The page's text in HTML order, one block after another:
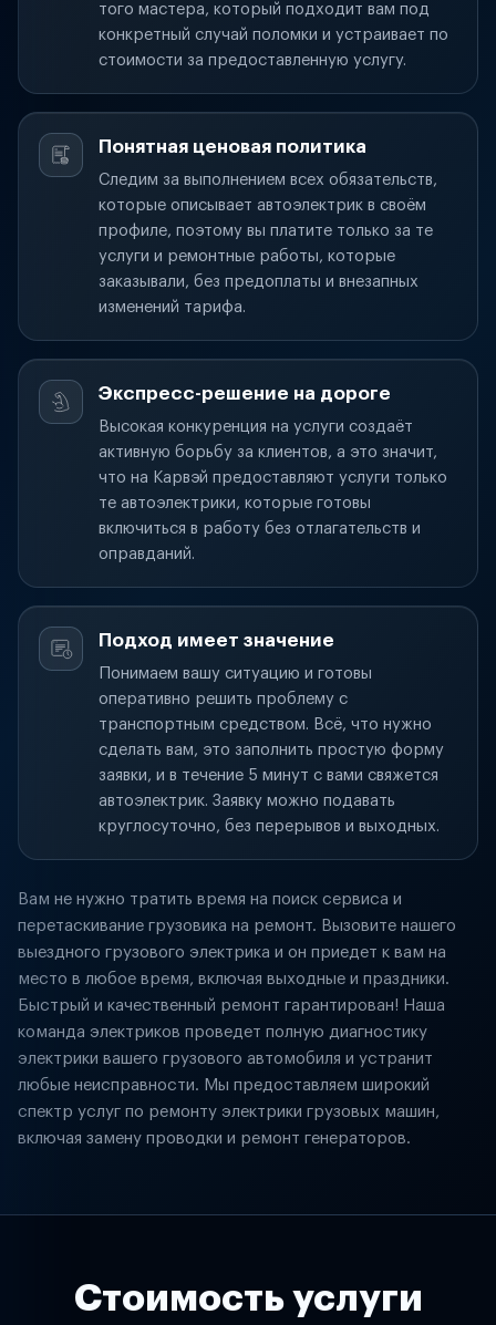
того мастера, который подходит вам под
конкретный случай поломки и устраивает по
стоимости за предоставленную услугу.
Понятная ценовая политика
Следим за выполнением всех обязательств,
которые описывает автоэлектрик в своём
профиле, поэтому вы платите только за те
услуги и ремонтные работы, которые
заказывали, без предоплаты и внезапных
изменений тарифа.
Экспресс-решение на дороге
Высокая конкуренция на услуги создаёт
активную борьбу за клиентов, а это значит,
что на Карвэй предоставляют услуги только
те автоэлектрики, которые готовы
включиться в работу без отлагательств и
оправданий.
Подход имеет значение
Понимаем вашу ситуацию и готовы
оперативно решить проблему с
транспортным средством. Всё, что нужно
сделать вам, это заполнить простую форму
заявки, и в течение 5 минут с вами свяжется
автоэлектрик. Заявку можно подавать
круглосуточно, без перерывов и выходных.
Вам не нужно тратить время на поиск сервиса и
перетаскивание грузовика на ремонт. Вызовите нашего
выездного грузового электрика и он приедет к вам на
место в любое время, включая выходные и праздники.
Быстрый и качественный ремонт гарантирован! Наша
команда электриков проведет полную диагностику
электрики вашего грузового автомобиля и устранит
любые неисправности. Мы предоставляем широкий
спектр услуг по ремонту электрики грузовых машин,
включая замену проводки и ремонт генераторов.
Стоимость услуги